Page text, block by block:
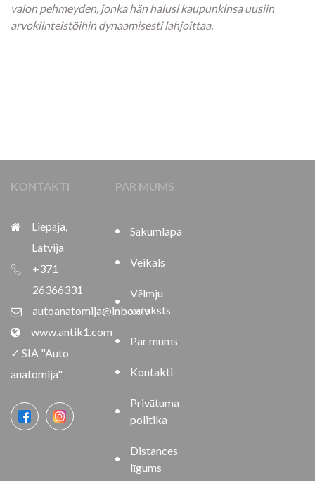
valon pehmeyden, jonka hän halusi kaupunkinsa uusiin
arvokiinteistöihin dynaamisesti lahjoittaa.
KONTAKTI
Liepāja,
Latvija
+371
26366331
autoanatomija@inbox.lv
www.antik1.com
✓ SIA "Auto
anatomija"
PAR MUMS
Sākumlapa
Veikals
Vēlmju
saraksts
Par mums
Kontakti
Privātuma
politika
Distances
līgums